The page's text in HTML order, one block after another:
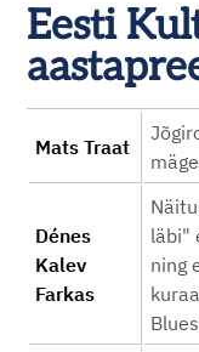
Eesti
Mats Traat
Dénes
Kalev
Farkas
läbi"
ning